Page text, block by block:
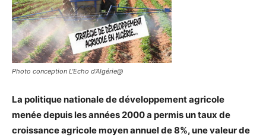
Photo conception L'Echo d'Algérie@
La politique nationale de développement agricole
menée depuis les années 2000 a permis un taux de
croissance agricole moyen annuel de 8%, une valeur de